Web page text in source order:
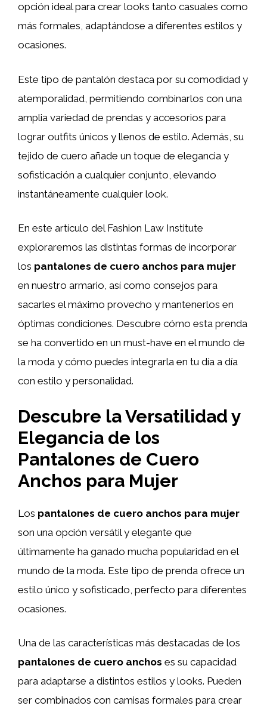
opción ideal para crear looks tanto casuales como
más formales, adaptándose a diferentes estilos y
ocasiones.
Este tipo de pantalón destaca por su comodidad y
atemporalidad, permitiendo combinarlos con una
amplia variedad de prendas y accesorios para
lograr outfits únicos y llenos de estilo. Además, su
tejido de cuero añade un toque de elegancia y
sofisticación a cualquier conjunto, elevando
instantáneamente cualquier look.
En este artículo del Fashion Law Institute
exploraremos las distintas formas de incorporar
los pantalones de cuero anchos para mujer
en nuestro armario, así como consejos para
sacarles el máximo provecho y mantenerlos en
óptimas condiciones. Descubre cómo esta prenda
se ha convertido en un must-have en el mundo de
la moda y cómo puedes integrarla en tu día a día
con estilo y personalidad.
Descubre la Versatilidad y
Elegancia de los
Pantalones de Cuero
Anchos para Mujer
Los pantalones de cuero anchos para mujer
son una opción versátil y elegante que
últimamente ha ganado mucha popularidad en el
mundo de la moda. Este tipo de prenda ofrece un
estilo único y sofisticado, perfecto para diferentes
ocasiones.
Una de las características más destacadas de los
pantalones de cuero anchos es su capacidad
para adaptarse a distintos estilos y looks. Pueden
ser combinados con camisas formales para crear